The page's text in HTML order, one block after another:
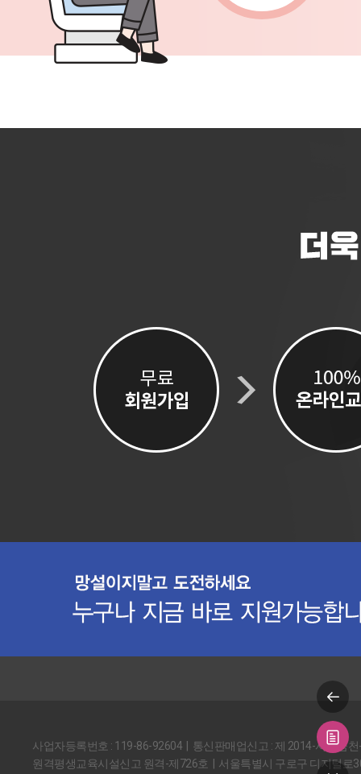
사업자등록번호 : 119-86-92604 | 통신판매업신고 : 제 2014-서울금
원격평생교육시설신고 원격-제726호 | 서울특별시 구로구 디지털로